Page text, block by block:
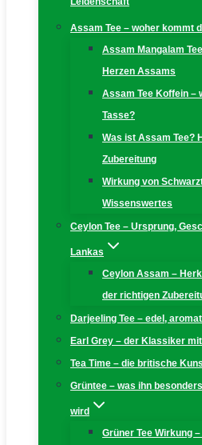
Assam Tee – woher kommt
Assam Mangalam
Herzen Assams
Assam Tee Koffein –
Tasse?
Was ist Assam Tee?
Zubereitung
Wirkung von
Wissenswertes
Ceylon Tee – Ursprung,
Lankas
Ceylon Assam –
der richtigen
Darjeeling Tee – edel,
Earl Grey – der Klassiker
Tea Time – die britische
Grüntee – was ihn
wird
Grüner Tee Wirkung